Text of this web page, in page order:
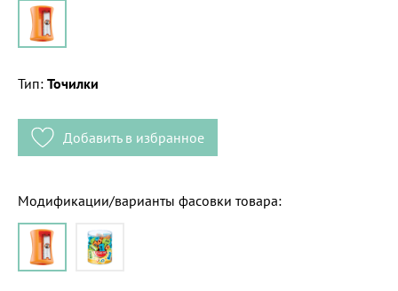
Тип: Точилки
Добавить в избранное
Модификации/варианты фасовки товара: